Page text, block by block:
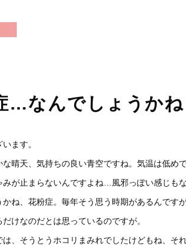
…なんでしょうかね
ます。
晴天、気持ちの良い青空ですね。気温は低め
みが止まらないんですよね…風邪っぽい感じも
かね、花粉症。毎年そう思う時期があるんです
けなのだとは思っているのですが。
は、そうとうホコリまみれでしたけどもね、